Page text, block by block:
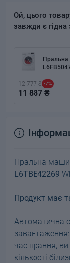
Ой, цього
завжди є гідна
Пральна
12 777 ₴ -7%
11 887 ₴
Пральна
L6TBE42269
Продукт має
Автоматична
час прання,
кількості